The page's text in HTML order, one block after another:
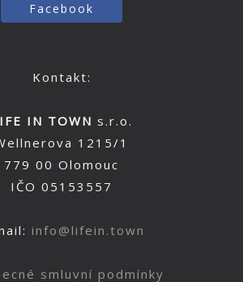
Facebook
Kontakt:
IN TOWN s.r.o.
1215/1
779 00 Olomouc
IČO 05153557
info@lifein.town
smluvní podmínky